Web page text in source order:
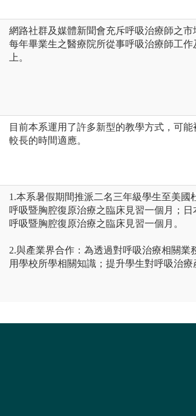
網路社群及媒體新聞會充斥呼吸治療師之
每年畢業生之醫療院所從事呼吸治療師工作
上。
目前本系運用了許多新型的教學方式，可
較長的時間適應。
1.本系暑假期間推派二名三年級學生至美國
呼吸暨胸腔復原治療之臨床見習一個月；
呼吸暨胸腔復原治療之臨床見習一個月。
2.與產業界合作：為透過對呼吸治療相關業
用學校所學相關知識；提升學生對呼吸治療